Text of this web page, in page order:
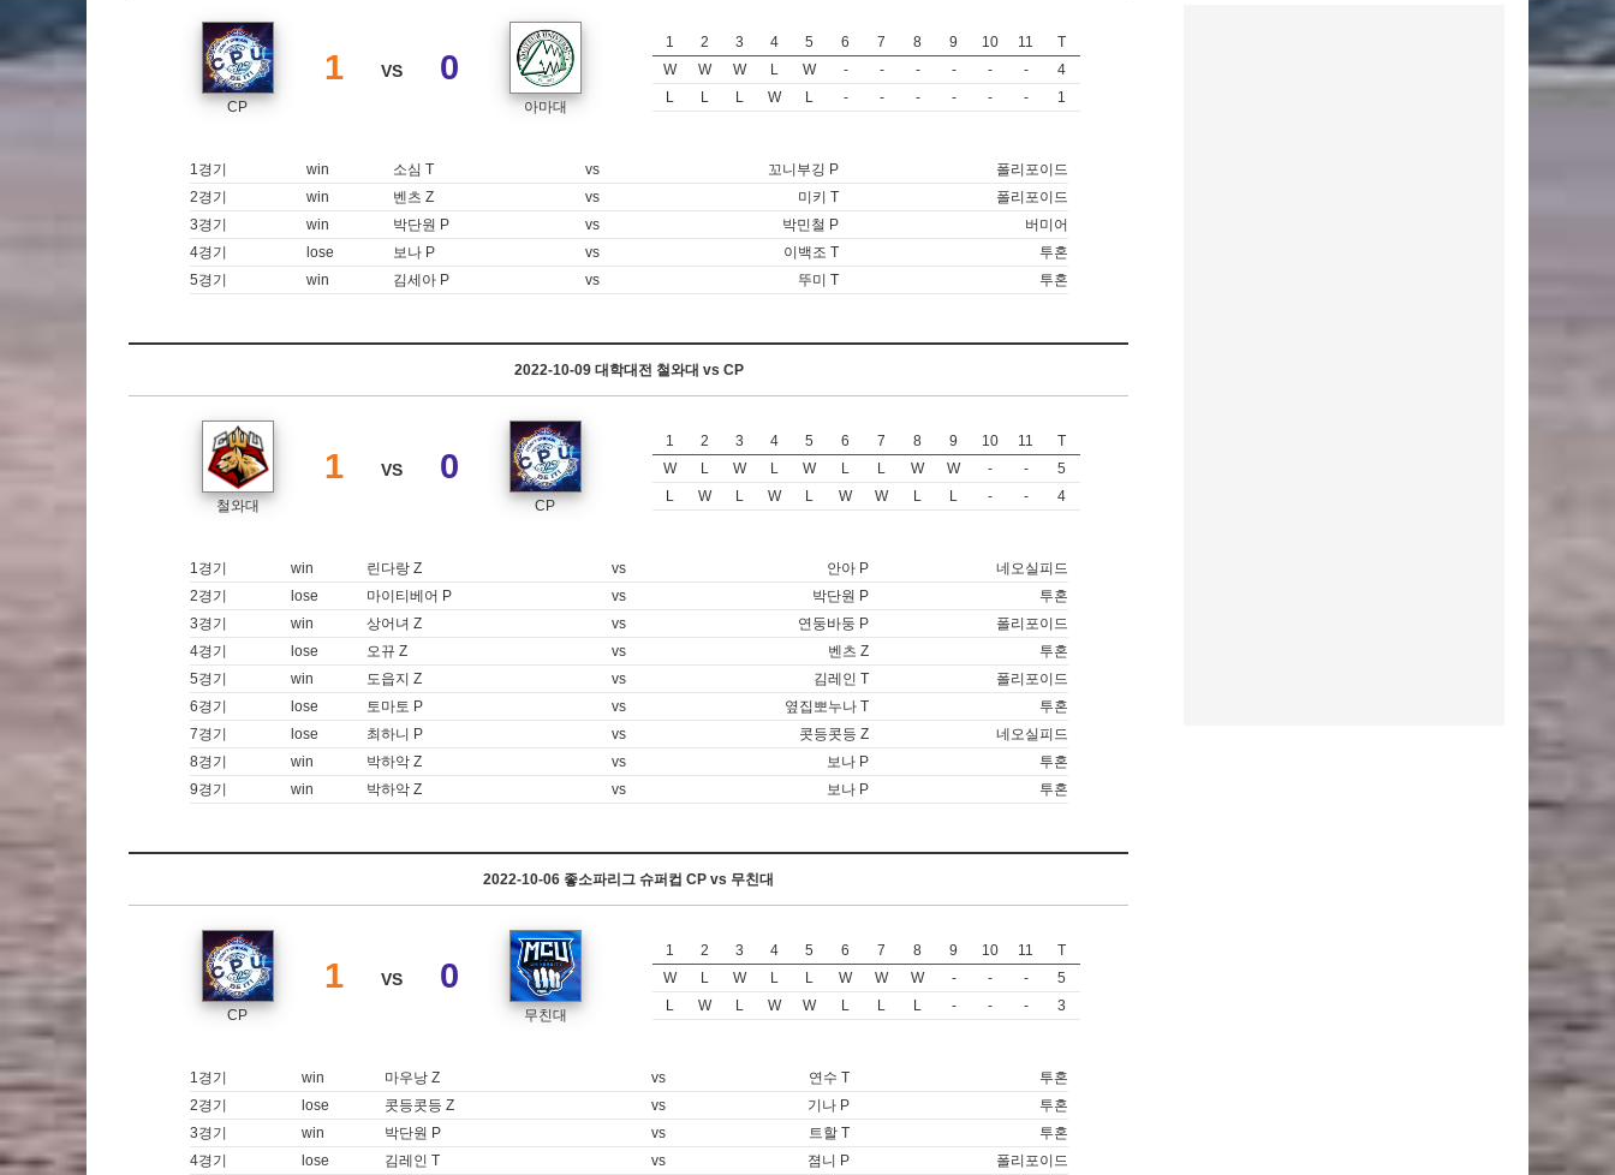
CP
1 VS 0
아마대
1 2 3 4 5 6 7 8 9 10 11
T
W
W W L W - - - - - -
4
L
L L W L - - - - - - 1
1경기 win 소심 T vs 꼬니부깅 P
폴리포이드
2경기
win 벤츠 Z vs 미키 T
폴리포이드
3경기
win 박단원 P vs 박민철 P
버미어
4경기
lose 보나 P vs 이백조 T
투혼
5경기
win 김세아 P vs 뚜미 T 투혼
2022-10-09 대학대전 철와대 vs CP
철와대
1 VS 0
CP
1 2 3 4 5 6 7 8 9 10 11
T
W
L W L W L L W W - -
5
L
W L W L W W L L - - 4
1경기 win 린다랑 Z vs 안아 P
네오실피드
2경기
lose 마이티베어 P vs 박단원 P
투혼
3경기
win 상어녀 Z vs 연둥바둥 P
폴리포이드
4경기
lose 오뀨 Z vs 벤츠 Z
투혼
5경기
win 도읍지 Z vs 김레인 T
폴리포이드
6경기
lose 토마토 P vs 옆집뽀누나 T
투혼
7경기
lose 최하니 P vs 콧등콧등 Z
네오실피드
8경기
win 박하악 Z vs 보나 P
투혼
9경기
win 박하악 Z vs 보나 P 투혼
2022-10-06 좋소파리그 슈퍼컵 CP vs 무친대
CP
1 VS 0
무친대
1 2 3 4 5 6 7 8 9 10 11
T
W
L W L L W W W - - -
5
L
W L W W L L L - - - 3
1경기 win 마우낭 Z vs 연수 T
투혼
2경기
lose 콧등콧등 Z vs 기나 P
투혼
3경기
win 박단원 P vs 트할 T
투혼
4경기
lose 김레인 T vs 졈니 P 폴리포이드